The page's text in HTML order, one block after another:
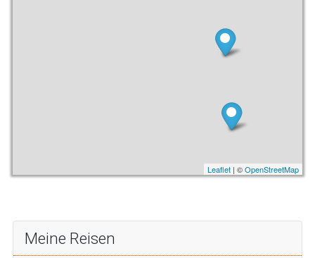
Leaflet | ©OpenStreetMap
Meine Reisen